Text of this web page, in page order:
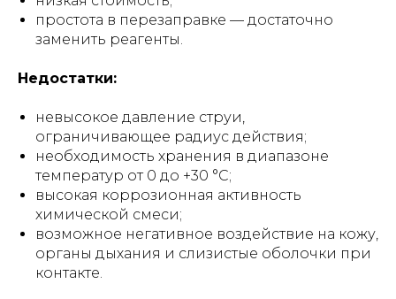
простота в перезаправке — достаточно
заменить реагенты.
Недостатки:
невысокое давление струи,
ограничивающее радиус действия;
необходимость хранения в диапазоне
температур от 0 до +30 °C;
высокая коррозионная активность
химической смеси;
возможное негативное воздействие на кожу,
органы дыхания и слизистые оболочки при
контакте.